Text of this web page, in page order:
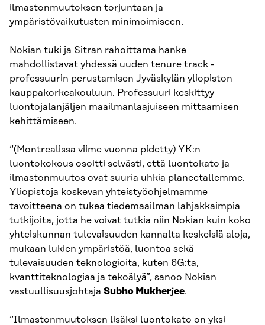
ilmastonmuutoksen torjuntaan ja
ympäristövaikutusten minimoimiseen.
Nokian tuki ja Sitran rahoittama hanke
mahdollistavat yhdessä uuden tenure track -
professuurin perustamisen Jyväskylän yliopiston
kauppakorkeakouluun. Professuuri keskittyy
luontojalanjäljen maailmanlaajuiseen mittaamisen
kehittämiseen.
“(Montrealissa viime vuonna pidetty) YK:n
luontokokous osoitti selvästi, että luontokato ja
ilmastonmuutos ovat suuria uhkia planeetallemme.
Yliopistoja koskevan yhteistyöohjelmamme
tavoitteena on tukea tiedemaailman lahjakkaimpia
tutkijoita, jotta he voivat tutkia niin Nokian kuin koko
yhteiskunnan tulevaisuuden kannalta keskeisiä aloja,
mukaan lukien ympäristöä, luontoa sekä
tulevaisuuden teknologioita, kuten 6G:ta,
kvanttiteknologiaa ja tekoälyä”, sanoo Nokian
vastuullisuusjohtaja Subho Mukherjee.
“Ilmastonmuutoksen lisäksi luontokato on yksi